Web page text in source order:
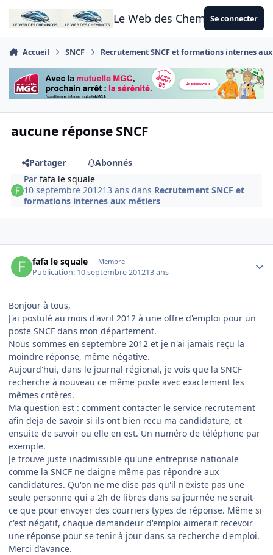
Aller au contenu
Le Web des CheminotsSe connecter
Accueil SNCF Recrutement SNCF et formations internes
aucune réponse SNCF
Partager
Abonnés
Parfafa le squale
10 septembre 201213 ans dans Recrutement SNCF et
formations internes aux métiers
fafa le squale Membre
Publication: 10 septembre 201213 ans
Bonjour à tous,
J'ai postulé au mois d'avril 2012 à une offre d'emploi pour un
poste SNCF dans mon département.
Nous sommes en septembre 2012 et je n'ai jamais reçu la
moindre réponse, même négative.
Aujourd'hui, dans le journal régional, je vois que la SNCF
recherche à nouveau ce même poste avec exactement les
mêmes critères.
Ma question est : comment contacter le service recrutement
afin deja de savoir si ils ont bien recu ma candidature, et
ensuite de savoir ou elle en est. Un numéro de téléphone par
exemple.
Je trouve juste inadmissible qu'une entreprise nationale
comme la SNCF ne daigne même pas répondre aux
candidatures. Qu'on ne me dise pas qu'il n'existe pas une
seule personne qui a 2h de libres dans sa journée ne serait-
ce que pour envoyer des courriers types de réponse. Même si
c'est négatif, chaque demandeur d'emploi aimerait recevoir
une réponse pour se tenir à jour dans sa recherche d'emploi.
Merci d'avance.